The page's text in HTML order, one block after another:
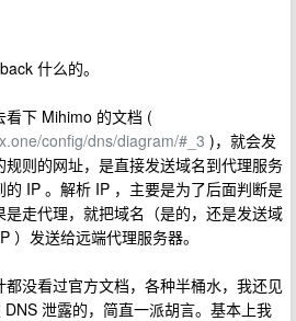
什么的。
下 Mihimo 的文档 (
config/dns/diagram/#_3 )，就会发
则的网址，是直接发送域名到代理服务
IP 。解析 IP ，主要是为了后面判断是
走代理，就把域名（是的，还是发送域
）发送给远端代理服务器。
都没看过官方文档，各种半桶水，我还见
泄露的，简直一派胡言。基本上我